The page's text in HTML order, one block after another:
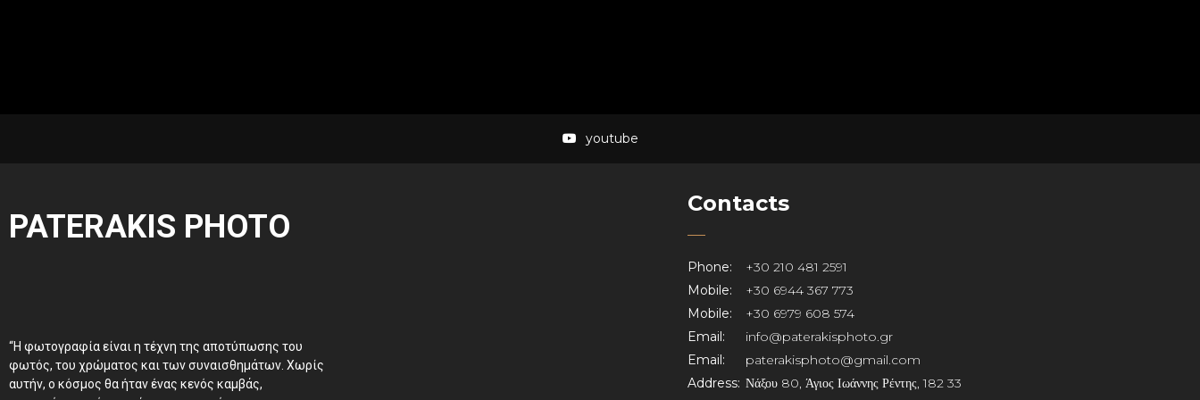
youtube
PATERAKIS PHOTO
“Η φωτογραφία είναι η τέχνη της αποτύπωσης του
φωτός, του χρώματος και των συναισθημάτων. Χωρίς
αυτήν, ο κόσμος θα ήταν ένας κενός καμβάς,
Contacts
Phone:
+30 210 481 2591
Mobile:
+30 6944 367 773
Mobile:
+30 6979 608 574
Email:
info@paterakisphoto.gr
Email:
paterakisphoto@gmail.com
Address: Νάξου 80, Άγιος Ιωάννης Ρέντης, 182 33